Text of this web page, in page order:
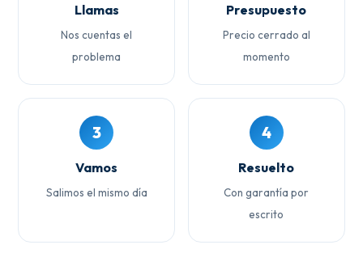
Llamas
Nos cuentas el
problema
Presupuesto
Precio cerrado al
momento
3
Vamos
Salimos el mismo día
4
Resuelto
Con garantía por
escrito